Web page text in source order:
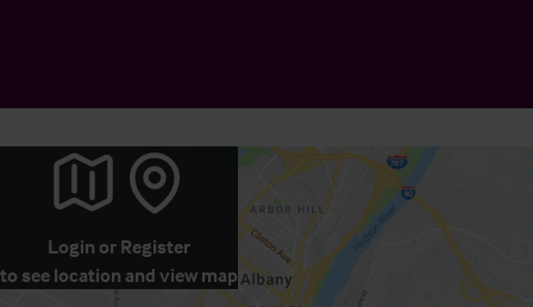
Login or Register
to see location and view map